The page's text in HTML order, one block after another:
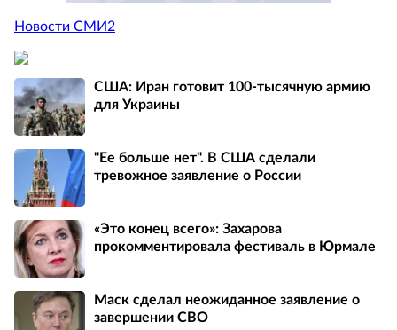
Новости СМИ2
США: Иран готовит 100-тысячную армию
для Украины
"Ее больше нет". В США сделали
тревожное заявление о России
«Это конец всего»: Захарова
прокомментировала фестиваль в Юрмале
Маск сделал неожиданное заявление о
завершении СВО